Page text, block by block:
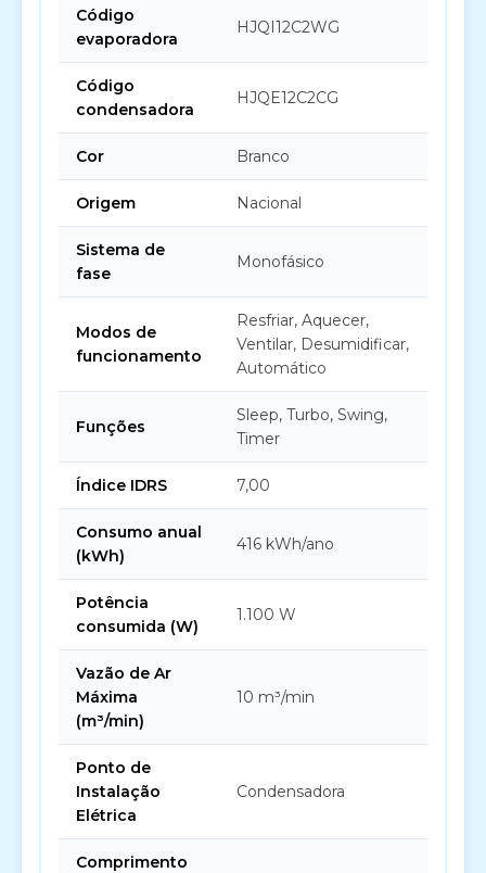
Código
evaporadora
HJQI12C2WG
Código
condensadora
HJQE12C2CG
Cor Branco
Origem Nacional
Sistema de
fase
Monofásico
Modos de
funcionamento
Resfriar, Aquecer,
Ventilar, Desumidificar,
Automático
Funções
Sleep, Turbo, Swing,
Timer
Índice IDRS 7,00
Consumo anual
(kWh)
416 kWh/ano
Potência
consumida (W)
1.100 W
Vazão de Ar
Máxima
(m³/min)
10 m³/min
Ponto de
Instalação
Elétrica
Condensadora
Comprimento